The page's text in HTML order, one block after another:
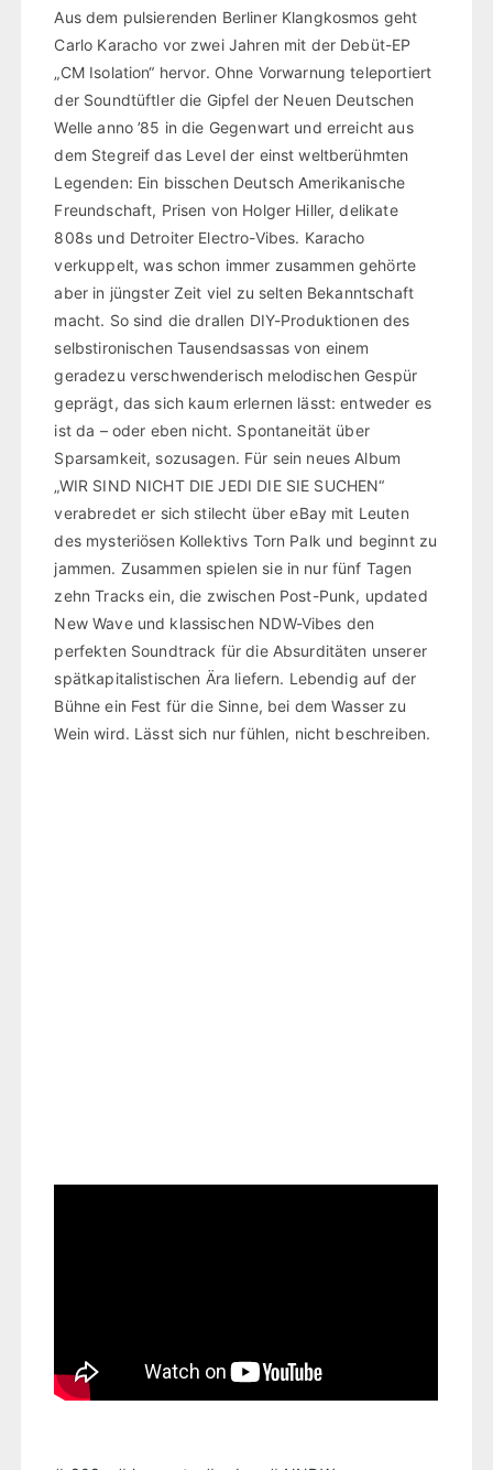
Aus dem pulsierenden Berliner Klangkosmos geht
Carlo Karacho vor zwei Jahren mit der Debüt-EP
„CM Isolation“ hervor. Ohne Vorwarnung teleportiert
der Soundtüftler die Gipfel der Neuen Deutschen
Welle anno ’85 in die Gegenwart und erreicht aus
dem Stegreif das Level der einst weltberühmten
Legenden: Ein bisschen Deutsch Amerikanische
Freundschaft, Prisen von Holger Hiller, delikate
808s und Detroiter Electro-Vibes. Karacho
verkuppelt, was schon immer zusammen gehörte
aber in jüngster Zeit viel zu selten Bekanntschaft
macht. So sind die drallen DIY-Produktionen des
selbstironischen Tausendsassas von einem
geradezu verschwenderisch melodischen Gespür
geprägt, das sich kaum erlernen lässt: entweder es
ist da – oder eben nicht. Spontaneität über
Sparsamkeit, sozusagen. Für sein neues Album
„WIR SIND NICHT DIE JEDI DIE SIE SUCHEN“
verabredet er sich stilecht über eBay mit Leuten
des mysteriösen Kollektivs Torn Palk und beginnt zu
jammen. Zusammen spielen sie in nur fünf Tagen
zehn Tracks ein, die zwischen Post-Punk, updated
New Wave und klassischen NDW-Vibes den
perfekten Soundtrack für die Absurditäten unserer
spätkapitalistischen Ära liefern. Lebendig auf der
Bühne ein Fest für die Sinne, bei dem Wasser zu
Wein wird. Lässt sich nur fühlen, nicht beschreiben.